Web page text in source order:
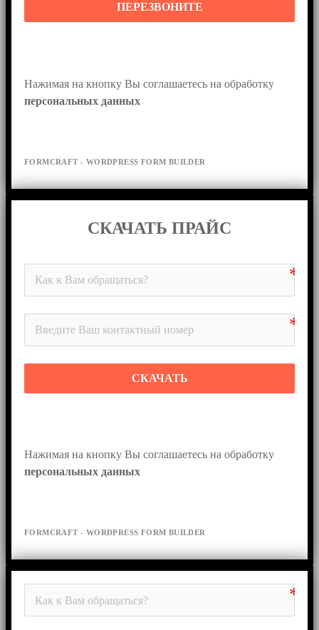
ПЕРЕЗВОНИТЕ
персональных данных
FORMCRAFT - WORDPRESS FORM BUILDER
СКАЧАТЬ ПРАЙС
СКАЧАТЬ
персональных данных
FORMCRAFT - WORDPRESS FORM BUILDER